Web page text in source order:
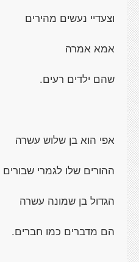
וצעדיי נעשים מהירים
אמא אמרה
שהם ילדים רעים.
אפי הוא בן שלוש עשרה
ההורים שלו לגמרי שבורים
הגדול בן שמונה עשרה
הם מדברים כמו חברים.